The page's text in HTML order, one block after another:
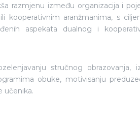
razmjenu između organizacija i
kooperativnim aranžmanima, s
aspekata dualnog i
stručnog obrazovanja,
obuke, motivisanju
učenika.